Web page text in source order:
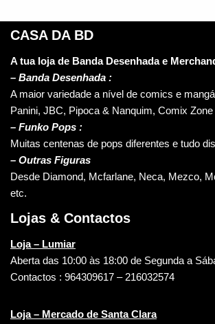
CASA DA BD
A tua loja de Banda Desenhada e
– Banda Desenhada :
A maior variedade a nível de comics e
Panini, JBC, Pipoca & Nanquim, Comix
– Funko Pops :
Muitas centenas de pops diferentes e tudo
– Outras Figuras
Desde Diamond, Mcfarlane, Neca, Mezco,
etc.
Lojas & Contactos
Loja – Lumiar
Aberta das 10:00 às 18:00 de Segunda a
Contactos : 964309617 – 216032574
Loja – Mercado de Santa Clara